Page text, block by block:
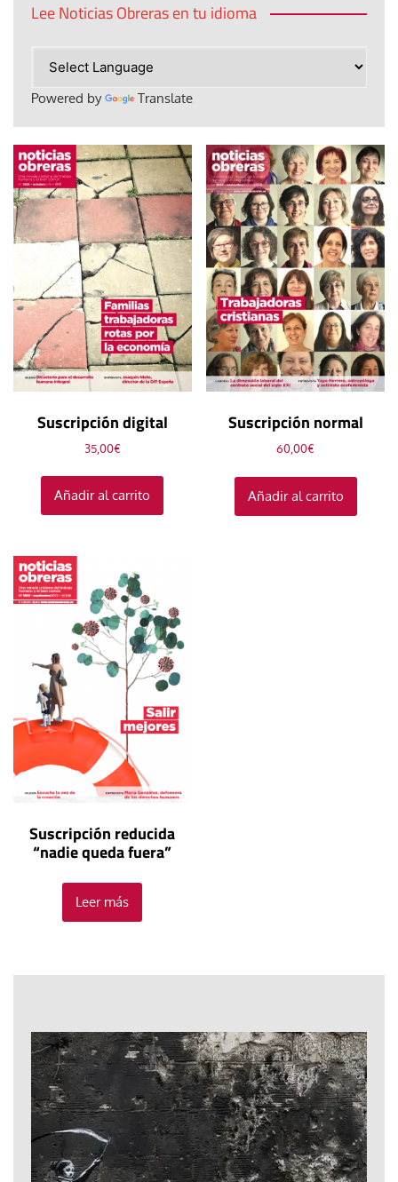
Lee Noticias Obreras en tu idioma
Powered by Translate
Suscripción digital
35,00€
Añadir al carrito
Suscripción normal
60,00€
Añadir al carrito
Suscripción reducida
“nadie queda fuera”
Leer más